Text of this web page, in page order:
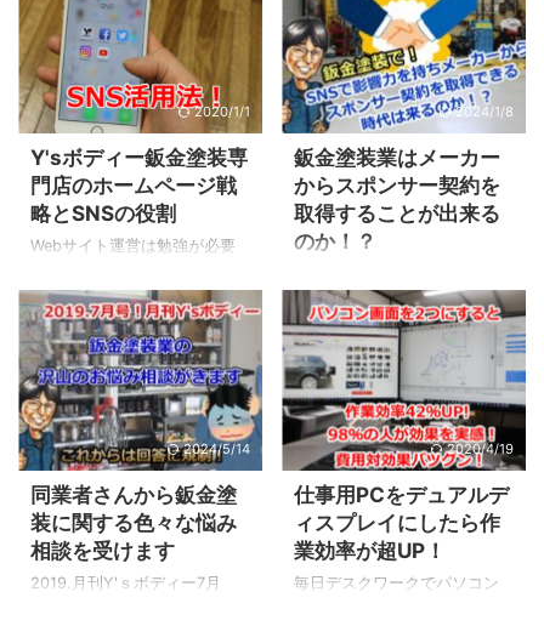
無料フリーソフト ホームペー
ジやブログまたはFacebookの
ようなSNSを運営するうえで
まず1番最初の目に飛び込むの
が「アイキャッチ画像」と呼
ばれる1番上の画像。 長年ブロ
グを運営してますが画像を加
工したり文字を入れたりする
のに興味を持ったのは最近で
す。 ちなみに上のアイキャッ
「Garaku(ガラク)」と言う有
料ソフトを使って作っていま
す。 では今までは何でやって
...
まずボロボロになった旧看板
を見てみましょう！ 旧Y’ｓボ
ディーの看板 ▲劣化した旧
Y’ｓボディー看板 そんな流れ
で長野市篠ノ井の「マルサン
工芸さん」へ看板の相談をさ
せてもらうことになりまし
た。 そして打ち合わせをさせ
てもらって完成した看板がこ
ちら！ 新Y’ｓボディーの看板
ィー看板 研究室正面の自立看
板はこんな感じに！ コンセプ
トは何屋さんなのか直感的 ...
2020/1/1
Y'sボディー鈑金塗装専
門店のホームページ戦
略とSNSの役割
Webサイト運営は勉強が必要
研究室のPCの画面をデュアル
ディスプレイにしたよ🖥🖥 作業
効率超アップ
もっと早くに
気付けば良かった〜(´Д` )ハァ
ハァ (´Д` )ハァハァ ・ #デュ
アルディスプレイ #デュアルデ
ィスプレイ始めました #デュア
ルモニター #デュアルモニター
最高 #作業効率アップ #作業効
率向上 #作業効率 #モニター２
つ #iiyama # ...
2024/1/8
鈑金塗装業はメーカー
からスポンサー契約を
取得することが出来る
のか！？
スポンサー（メーカー）・プ
レイヤー（鈑金塗装業者）・
購入者（鈑金塗装業者等）の
三方良しが最も重要 まず僕が
最も重要だと思うのがこの三
方良しになれるのか！？って
こと！ スポンサーは契約金や
る。 プレイヤーはその商品を
使いアピールする。 アピール
した商品を見て購入者が増え
る。 購入者からありがとうと
2024/5/14
同業者さんから鈑金塗
装に関する色々な悩み
相談を受けます
2019.月刊Y'ｓボディー7月
2020/4/19
仕事用PCをデュアルデ
ィスプレイにしたら作
業効率が超UP！
毎日デスクワークでパソコン